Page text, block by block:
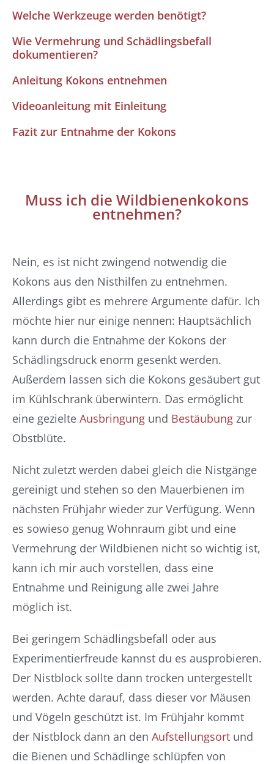
Welche Werkzeuge werden benötigt?
Wie Vermehrung und Schädlingsbefall
dokumentieren?
Anleitung Kokons entnehmen
Videoanleitung mit Einleitung
Fazit zur Entnahme der Kokons
Muss ich die Wildbienenkokons
entnehmen?
Nein, es ist nicht zwingend notwendig die
Kokons aus den Nisthilfen zu entnehmen.
Allerdings gibt es mehrere Argumente dafür. Ich
möchte hier nur einige nennen: Hauptsächlich
kann durch die Entnahme der Kokons der
Schädlingsdruck enorm gesenkt werden.
Außerdem lassen sich die Kokons gesäubert gut
im Kühlschrank überwintern. Das ermöglicht
eine gezielte Ausbringung und Bestäubung zur
Obstblüte.
Nicht zuletzt werden dabei gleich die Nistgänge
gereinigt und stehen so den Mauerbienen im
nächsten Frühjahr wieder zur Verfügung. Wenn
es sowieso genug Wohnraum gibt und eine
Vermehrung der Wildbienen nicht so wichtig ist,
kann ich mir auch vorstellen, dass eine
Entnahme und Reinigung alle zwei Jahre
möglich ist.
Bei geringem Schädlingsbefall oder aus
Experimentierfreude kannst du es ausprobieren.
Der Nistblock sollte dann trocken untergestellt
werden. Achte darauf, dass dieser vor Mäusen
und Vögeln geschützt ist. Im Frühjahr kommt
der Nistblock dann an den Aufstellungsort und
die Bienen und Schädlinge schlüpfen von